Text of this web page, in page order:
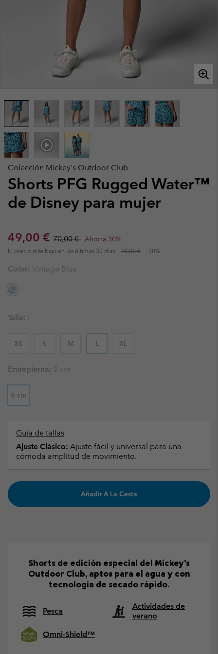
Colección Mickey's Outdoor Club
Shorts PFG Rugged Water™
de Disney para mujer
Sale price:
49,00 € Regular price:
70,00 € Ahorra 30%
El precio más bajo en los últimos 30 días: 70,00 € -30%
Color: Vintage Blue
Talla: L
XS S M L XL
Entrepierna: 8 cm
8 cm
Guía de tallas
Ajuste Clásico: Ajuste fácil y universal para una
cómoda amplitud de movimiento.
Añadir A La Cesta
Shorts de edición especial del Mickey’s
Outdoor Club, aptos para el agua y con
tecnología de secado rápido.
Pesca
Actividades de
verano
Omni-Shield™